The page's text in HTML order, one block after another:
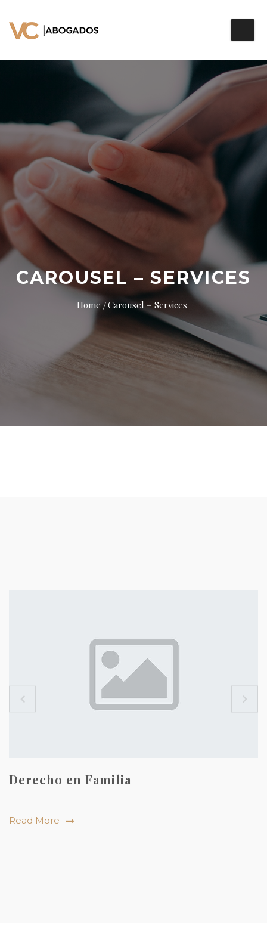
CAROUSEL – SERVICES
Home Carousel – Services
Derecho en Familia
Read More